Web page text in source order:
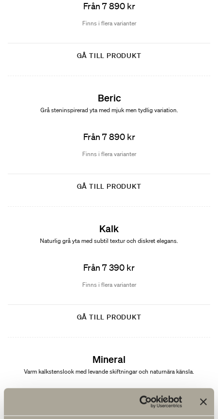
Från 7 890 kr
Finns i flera varianter
GÅ TILL PRODUKT
Beric
Grå steninspirerad yta med mjuk men tydlig variation.
Från 7 890 kr
Finns i flera varianter
GÅ TILL PRODUKT
Kalk
Naturlig grå yta med subtil textur och diskret elegans.
Från 7 390 kr
Finns i flera varianter
GÅ TILL PRODUKT
Mineral
Varm kalkstenslook med levande skiftningar och naturnära känsla.
Finns i flera varianter